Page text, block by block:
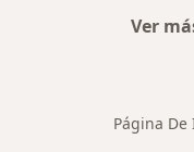
Ver
Página